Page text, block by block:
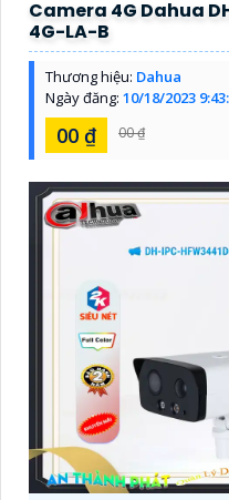
Camera 4G Dahua
4G-LA-B
Thương hiệu: Dahua
Ngày đăng: 10/18/2023
00 ₫ 00 ₫